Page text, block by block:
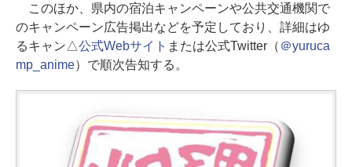
このほか、県内の宿泊キャンペーンや公共交通機関で
のキャンペーン広告掲出などを予定しており、詳細はゆ
るキャン△公式Webサイト または公式Twitter（ ＠yuruca
mp_anime）で順次告知する。